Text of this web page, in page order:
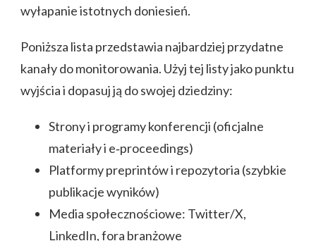
wyłapanie istotnych doniesień.
Poniższa lista przedstawia najbardziej przydatne
kanały do monitorowania. Użyj tej listy jako punktu
wyjścia i dopasuj ją do swojej dziedziny:
Strony i programy konferencji (oficjalne
materiały i e‑proceedings)
Platformy preprintów i repozytoria (szybkie
publikacje wyników)
Media społecznościowe: Twitter/X,
LinkedIn, fora branżowe